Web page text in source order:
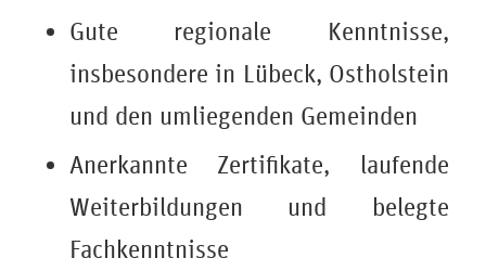
Gute regionale Kenntnisse,
insbesondere in Lübeck, Ostholstein
und den umliegenden Gemeinden
Anerkannte Zertifikate, laufende
Weiterbildungen und belegte
Fachkenntnisse